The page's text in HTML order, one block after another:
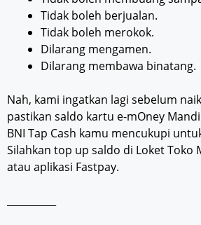
Tidak boleh berjualan.
Tidak boleh merokok.
Dilarang mengamen.
Dilarang membawa binatang.
Nah, kami ingatkan lagi sebelum naik
pastikan saldo kartu e-mOney
BNI Tap Cash kamu mencukupi
Silahkan top up saldo di Loket Toko
atau aplikasi Fastpay.